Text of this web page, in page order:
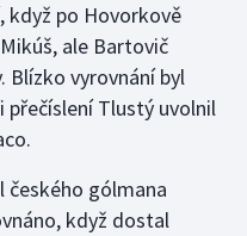
když po Hovorkově
ale Bartovič
Blízko vyrovnání byl
přečíslení Tlustý uvolnil
gólmana
když dostal